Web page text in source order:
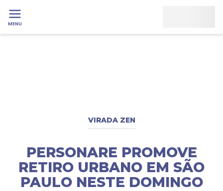
MENU
VIRADA ZEN
PERSONARE PROMOVE
RETIRO URBANO EM SÃO
PAULO NESTE DOMINGO